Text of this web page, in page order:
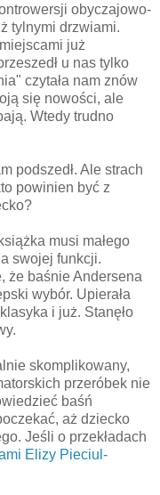
obyczajowo-
tylnymi drzwiami.
już
u nas tylko
czytała nam znów
się nowości, ale
Wtedy trudno
podszedł. Ale strach
powinien być z
musi małego
swojej funkcji.
że baśnie Andersena
wybór. Upierała
i już. Stanęło
skomplikowany,
przeróbek nie
baśń
aż dziecko
Jeśli o przekładach
Elizy Pieciul-